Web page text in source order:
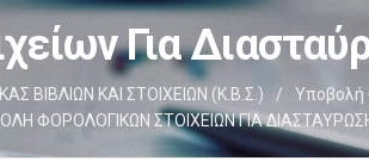
Για
ΒΙΒΛΙΩΝ ΚΑΙ ΣΤΟΙΧΕΙΩΝ (Κ.Β.Σ.) /
Υποβολή
ΦΟΡΟΛΟΓΙΚΩΝ ΣΤΟΙΧΕΙΩΝ ΓΙΑ